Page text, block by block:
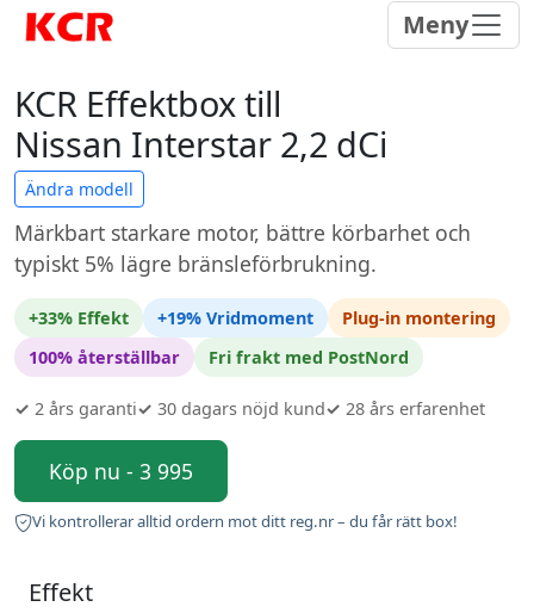
Meny
KCR Effektbox till
Nissan Interstar 2,2 dCi
Ändra modell
Märkbart starkare motor, bättre körbarhet och
typiskt 5% lägre bränsleförbrukning.
+33% Effekt +19% Vridmoment
Plug-in montering
100% återställbar
Fri frakt med PostNord
✓ 2 års garanti✓ 30 dagars nöjd kund✓ 28 års erfarenhet
Köp nu - 3 995
Vi kontrollerar alltid ordern mot ditt reg.nr – du får rätt box!
Effekt